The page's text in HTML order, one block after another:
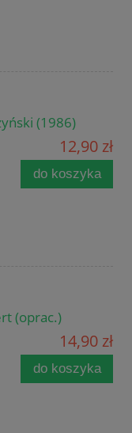
(1986)
12,90 zł
do koszyka
(oprac.)
14,90 zł
do koszyka